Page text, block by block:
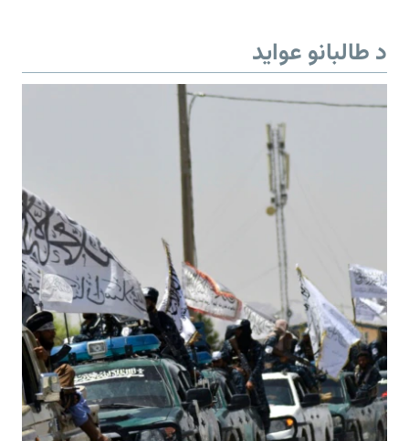
د طالبانو عواید